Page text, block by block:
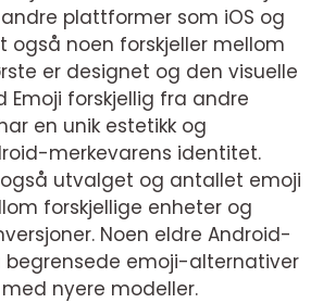
plattformer som iOS og
også noen forskjeller mellom
er designet og den visuelle
Emoji forskjellig fra andre
en unik estetikk og
merkevarens identitet.
utvalget og antallet emoji
forskjellige enheter og
Noen eldre Android-
begrensede emoji-alternativer
nyere modeller.